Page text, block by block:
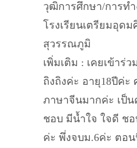
วุฒิการศึกษา/การท
โรงเรียนเตรียมอุด
สุวรรณภูมิ
เพิ่มเติม : เคยเข้าร่
ถิงถิงค่ะ อายุ18ปีค่ะ
ภาษาจีนมากค่ะ เป็
ชอบ มีน้ำใจ ใจดี ช
ค่ะ พึ่งจบม.6ค่ะ ตอ